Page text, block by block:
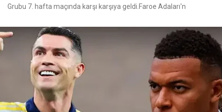
Grubu 7. hafta maçında karşı karşıya geldi.Faroe Adaları'n